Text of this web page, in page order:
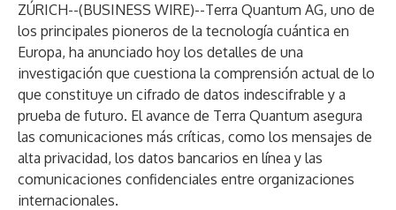
ZÚRICH--(BUSINESS WIRE)--Terra Quantum AG, uno de
los principales pioneros de la tecnología cuántica en
Europa, ha anunciado hoy los detalles de una
investigación que cuestiona la comprensión actual de lo
que constituye un cifrado de datos indescifrable y a
prueba de futuro. El avance de Terra Quantum asegura
las comunicaciones más críticas, como los mensajes de
alta privacidad, los datos bancarios en línea y las
comunicaciones confidenciales entre organizaciones
internacionales.